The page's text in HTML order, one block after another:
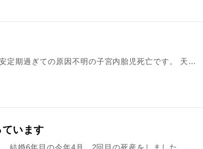
私は先月赤ちゃんを死産しました。 安定期過ぎての原因不明の子宮内胎児死亡です。 天国には私の赤ちゃんが今回の子を含めて4人います。 タイトルの件ですが、もう仰々しくお経をあげてもらう水子供養をしたくないのです。 4回目もやるとなるともう夫婦共々、精神的に辛くて苦しくて堪りません。 お腹で育てた可愛い我が子を目の前で火葬し供養する。 何度もしてます。 今回の赤ちゃんにはお家でしっかりお線香やお水をあげて毎日話し掛けています。 また近所のお寺に水子さんのご供養の為のお地蔵様がいらっしゃいます。 そちらの案内看板にはお経が書かれていてその言葉を心で念じながら水子さんの事を思ってください。供養になります。と書かれているのですが、ちゃんと赤ちゃんに伝わりますか？ 仰々しく水子供養をお坊様に頼まなくても毎日家で想い、散歩がてら近所のお寺さんのお地蔵様にお祈りすれば供養になるでしょうか？ どうかご教示お願い致します。 お坊様に不快な思いをさせてしまったなら申し訳ありません。 コロナでお忙しいのにいつも丁寧にありがとうございます。
います
初めまして。 宜しくお願い致します。 結婚6年目の今年4月、2回目の死産をしました。 お腹の赤ちゃんが突然心臓を止めてしまいお腹の中で亡くなっていたのです。 これで連続2回目です。 プロフィールにも書いてありますが、天国に4人の赤ちゃんがいます。 4人も授かったのに私の腕には誰1人といません。 死産の原因は私の不育症です。 今回しっかり不育症の対策して薬も飲んでいたのにダメでした。 対策しても亡くしてしまい、もう絶望しかありません。 人生子供だけじゃないのは百も承知ですが１人だけでもいいから生きてる我が子をこの手で抱き締めたいんです。 健康で元気な赤ちゃんを抱き締め笑顔で病院を退院したいんです。 人生は修行。 旅行先で訪れたお寺の方の説法で聞きました。 人生が修行なら私の人生辛すぎます。 どうして私だけ当たり前の事が出来ないのでしょうか？ 明日への希望、生きる活力が沸いてきません。 「どうして？なぜ？」を考えても仕方がない事は分かっていてもどうしても考えてしまいます。 私は元来明るい性格だと思います。 日々に感謝し生きる喜びを感じたいのです。 でも今までの経験からもうそれが出来そうにありません。 真っ暗なトンネルを歩いてるようです。 どうしたらいいのでしょうか？